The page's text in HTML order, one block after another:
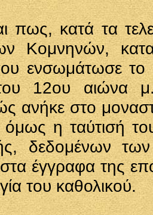
πως, κατά τα
Κομνηνών,
ενσωμάτωσε το
12ου αιώνα
ανήκε στο
η ταύτισή
δεδομένων
έγγραφα της
του καθολικού.